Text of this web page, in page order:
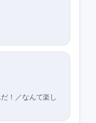
！／なんて楽し